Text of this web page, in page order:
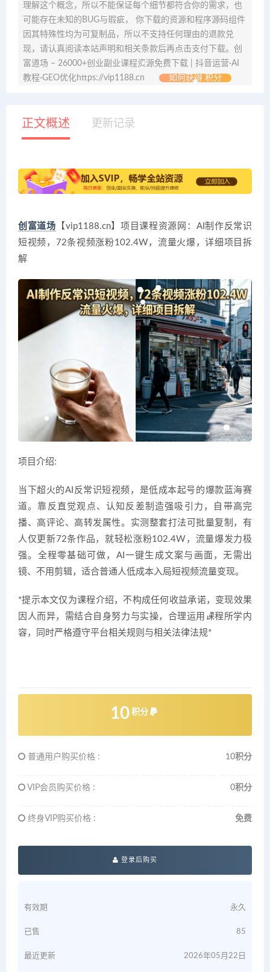
理解这个概念，所以不能保证每个细节都符合你的需求，也
可能存在未知的BUG与瑕疵， 你下载的资源和程序源码组件
因其特殊性均为可复制品，所以不支持任何理由的退款兑
现，请认真阅读本站声明和相关条款后再点击支付下载。创
富道场 – 26000+创业副业课程资源免费下载 | 抖音运营·AI
教程·GEO优化https://vip1188.cn
如何获得 积分
正文概述 更新记录
创富道场 【vip1188.cn】项目课程资源网：AI制作反常识
短视频，72条视频涨粉102.4W，流量火爆，详细项目拆
解
项目介绍:
当下超火的AI反常识短视频，是低成本起号的爆款蓝海赛
道。靠反直觉观点、认知反差制造强吸引力，自带高完
播、高评论、高转发属性。实测整套打法可批量复制，有
人仅更新72条作品，就轻松涨粉102.4W，流量爆发力极
强。全程零基础可做，AI一键生成文案与画面，无需出
镜、不用剪辑，适合普通人低成本入局短视频流量变现。
*提示本文仅为课程介绍，不构成任何收益承诺，变现效果
因人而异，需结合自身努力与实操，合理运用课程所学内
容，同时严格遵守平台相关规则与相关法律法规*
10 积分
普通用户购买价格 : 10积分
VIP会员购买价格 : 0积分
终身VIP购买价格 : 免费
登录后购买
有效期 永久
已售 85
最近更新 2026年05月22日